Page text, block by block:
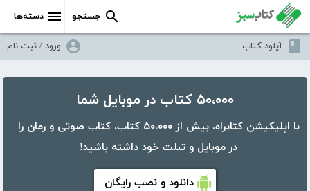
دسته‌ها جستجو
آپلود کتاب ورود / ثبت نام
۵۰،۰۰۰ کتاب در موبایل شما
با اپلیکیشن کتابراه، بیش از ۵۰،۰۰۰ کتاب، کتاب صوتی و رمان را
در موبایل و تبلت خود داشته باشید!
دانلود و نصب رایگان